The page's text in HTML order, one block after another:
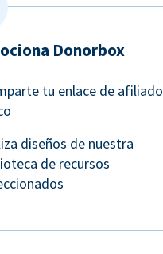
Donorbox
tu enlace de afiliado
diseños de nuestra
de recursos